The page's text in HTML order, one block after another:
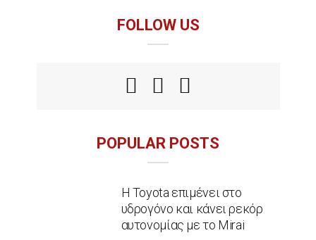
FOLLOW US
POPULAR POSTS
Η Toyota επιμένει στο
υδρογόνο και κάνει ρεκόρ
αυτονομίας με το Mirai